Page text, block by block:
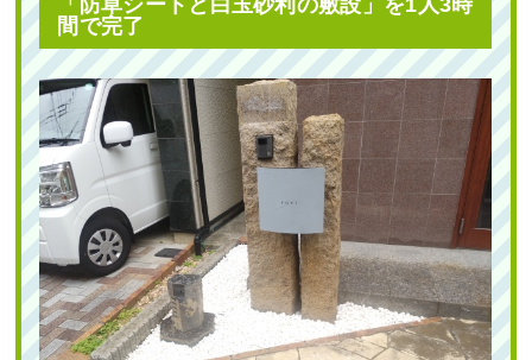
間で完了